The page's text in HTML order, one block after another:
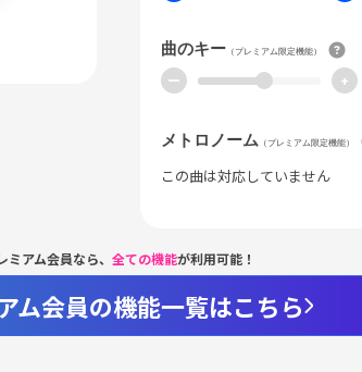
曲のキー （プレミアム限定機能）
ー +
メトロノーム （プレミアム限定機能）
この曲は対応していません
ミアム会員なら、 全ての機能が利用可能！
ム会員の機能一覧はこちら